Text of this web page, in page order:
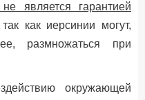
является гарантией
как иерсинии могут,
размножаться при
окружающей